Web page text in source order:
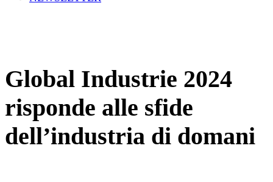
Global Industrie 2024
risponde alle sfide
dell’industria di domani